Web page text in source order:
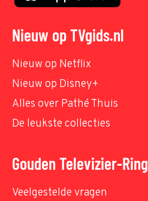
Nieuw op TVgids.nl
Nieuw op Netflix
Nieuw op Disney+
Alles over Pathé Thuis
De leukste collecties
Gouden Televizier-Ring
Veelgestelde vragen